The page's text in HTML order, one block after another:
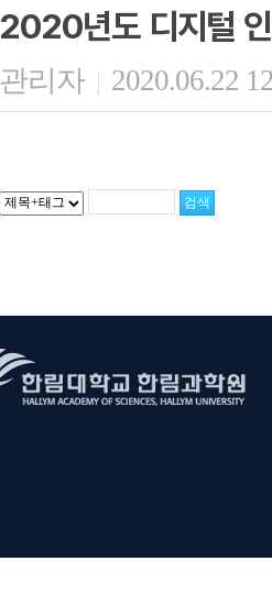
2020년도 디지털
관리자 | 2020.06.22